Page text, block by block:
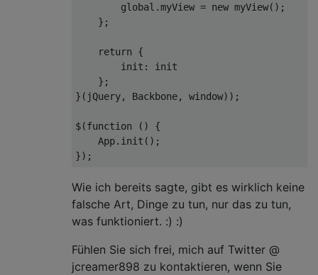
global .myView = new myView();
    };
return {
init : init
    };
}(jQuery, Backbone, window));
$(function ( ) {
    App.init();
Wie ich bereits sagte, gibt es wirklich keine
falsche Art, Dinge zu tun, nur das zu tun,
was funktioniert. :) :)
Fühlen Sie sich frei, mich auf Twitter @
jcreamer898 zu kontaktieren, wenn Sie